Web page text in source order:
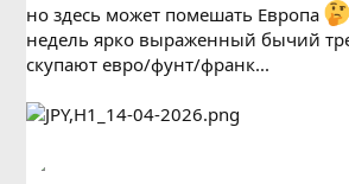
но здесь может помешать Европа
недель ярко выраженный бычий
скупают евро/фунт/франк...